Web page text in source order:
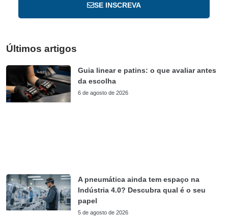
SE INSCREVA
Últimos artigos
Guia linear e patins: o que avaliar antes
da escolha
6 de agosto de 2026
A pneumática ainda tem espaço na
Indústria 4.0? Descubra qual é o seu
papel
5 de agosto de 2026